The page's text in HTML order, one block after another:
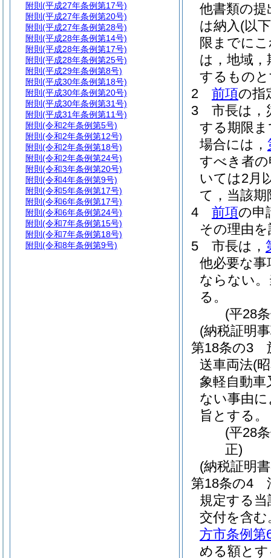
他書類の提
は納入(以
限までに
は，地域
するもの
2
前項の指
3
市長は，
する期限
場合には，
すべき者
いては2月
て，当該
4
前項の申
その理由
5
市長は，
他必要な
ならない。
る。
(平28
(納税証明
第18条の3
送車両法(
象軽自動
ない事由
旨とする。
(平28
正)
(納税証明
第18条の4
規定する
交付を含む
方市条例第
める額と
附則 (平成27年条例第17号)
附則 (平成27年条例第20号)
附則 (平成27年条例第28号)
附則 (平成28年条例第14号)
附則 (平成28年条例第17号)
附則 (平成28年条例第25号)
附則 (平成29年条例第8号)
附則 (平成30年条例第18号)
附則 (平成30年条例第20号)
附則 (平成30年条例第31号)
附則 (平成31年条例第11号)
附則 (令和2年条例第5号)
附則 (令和2年条例第12号)
附則 (令和2年条例第18号)
附則 (令和2年条例第24号)
附則 (令和3年条例第20号)
附則 (令和4年条例第9号)
附則 (令和5年条例第17号)
附則 (令和6年条例第17号)
附則 (令和6年条例第24号)
附則 (令和7年条例第15号)
附則 (令和7年条例第18号)
附則 (令和8年条例第9号)